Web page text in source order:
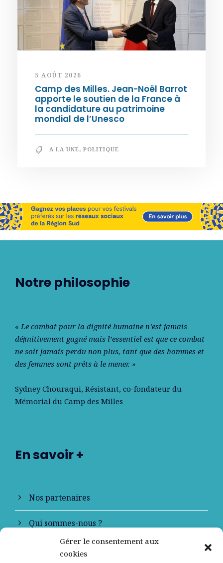
Gérer le consentement aux
cookies
5 AOÛT 2026
Camp des Milles. Jean-Noël Barrot
apporte le soutien de la France à
la candidature au patrimoine
mondial de l’Unesco
A LA UNE, POLITIQUE
Notre philosophie
« Le combat pour la dignité humaine n’est jamais
déﬁnitivement gagné mais l’essentiel est que ce combat
ne soit jamais perdu non plus, tant que des hommes et
des femmes sont prêts à le mener. »
Sydney Chouraqui, Résistant, co-fondateur du
Mémorial du Camp des Milles
En savoir +
Nos partenaires
Qui sommes-nous ?
Contactez-nous